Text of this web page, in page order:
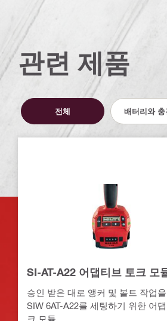
관련 제품
전체 배터리와 충
SI-AT-A22 어댑티브 토크 모
승인 받은 대로 앵커 및 볼트 작업
SIW 6AT-A22를 세팅하기 위한 어
크 모듈